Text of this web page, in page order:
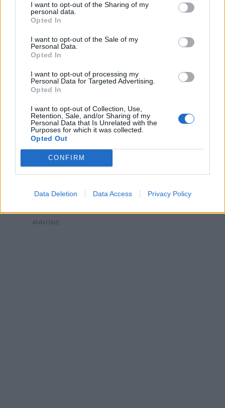
I want to opt-out of the Sharing of my
personal data.
Opted In
I want to opt-out of the Sale of my
Personal Data.
Opted In
I want to opt-out of processing my
Personal Data for Targeted Advertising.
Opted In
I want to opt-out of Collection, Use,
Retention, Sale, and/or Sharing of my
Personal Data that Is Unrelated with the
Purposes for which it was collected.
Opted Out
CONFIRM
Data Deletion Data Access Privacy Policy
KOMMENTARER